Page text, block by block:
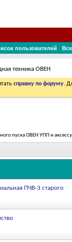
пользователей
техника ОВЕН
справку по форуму.
пуска ОВЕН УПП и
ПЧВ-3 старого